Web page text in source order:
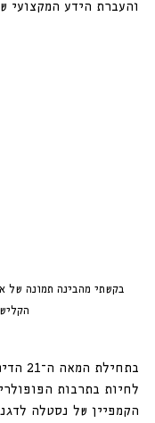
והעברת הידע המקצועי
בקשתי מהבינה תמונה של
לחיות בתרבות